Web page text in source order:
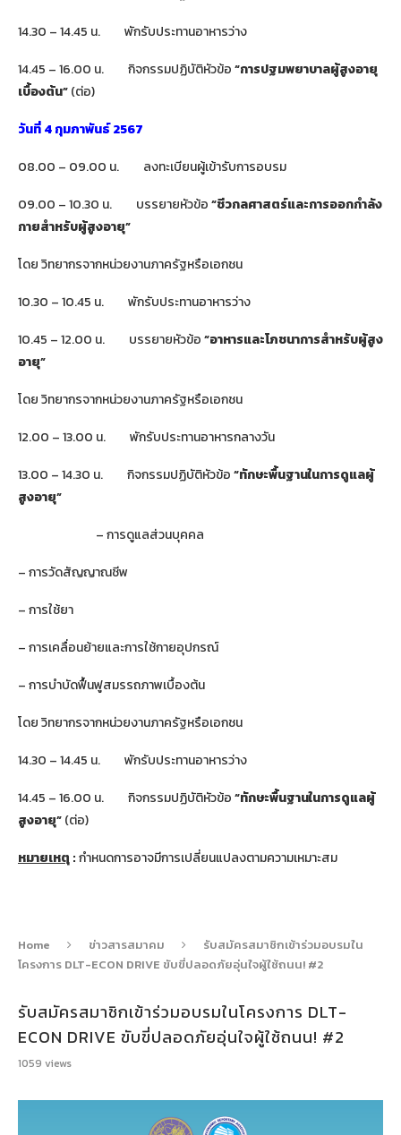
14.30 – 14.45 น. พักรับประทานอาหารว่าง
14.45 – 16.00 น. กิจกรรมปฏิบัติหัวข้อ“การปฐมพยาบาลผู้สูงอายุ
เบื้องต้น”(ต่อ)
วันที่ 4 กุมภาพันธ์ 2567
08.00 – 09.00 น. ลงทะเบียนผู้เข้ารับการอบรม
09.00 – 10.30 น. บรรยายหัวข้อ“ชีวกลศาสตร์และการออกกำลัง
กายสำหรับผู้สูงอายุ”
โดย วิทยากรจากหน่วยงานภาครัฐหรือเอกชน
10.30 – 10.45 น. พักรับประทานอาหารว่าง
10.45 – 12.00 น. บรรยายหัวข้อ“อาหารและโภชนาการสำหรับผู้สูง
อายุ”
โดย วิทยากรจากหน่วยงานภาครัฐหรือเอกชน
12.00 – 13.00 น. พักรับประทานอาหารกลางวัน
13.00 – 14.30 น. กิจกรรมปฏิบัติหัวข้อ“ทักษะพื้นฐานในการดูแลผู้
สูงอายุ”
– การดูแลส่วนบุคคล
– การวัดสัญญาณชีพ
– การใช้ยา
– การเคลื่อนย้ายและการใช้กายอุปกรณ์
– การบำบัดฟื้นฟูสมรรถภาพเบื้องต้น
โดย วิทยากรจากหน่วยงานภาครัฐหรือเอกชน
14.30 – 14.45 น. พักรับประทานอาหารว่าง
14.45 – 16.00 น. กิจกรรมปฏิบัติหัวข้อ“ทักษะพื้นฐานในการดูแลผู้
สูงอายุ”(ต่อ)
หมายเหตุ:กำหนดการอาจมีการเปลี่ยนแปลงตามความเหมาะสม
Home ข่าวสารสมาคม
รับสมัครสมาชิกเข้าร่วมอบรมใน
โครงการ DLT-ECON DRIVE ขับขี่ปลอดภัยอุ่นใจผู้ใช้ถนน! #2
รับสมัครสมาชิกเข้าร่วมอบรมในโครงการ DLT-
ECON DRIVE ขับขี่ปลอดภัยอุ่นใจผู้ใช้ถนน! #2
1059 views